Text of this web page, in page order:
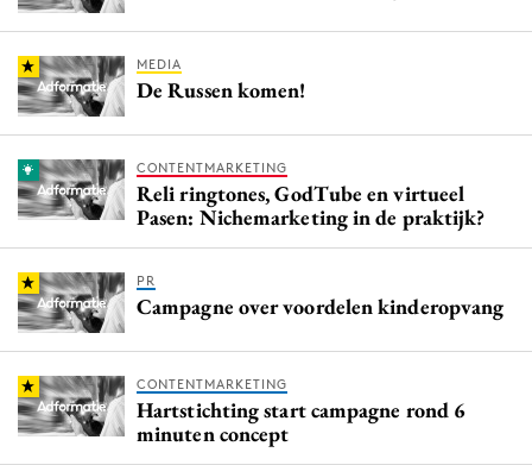
MEDIA
De Russen komen!
CONTENTMARKETING
Reli ringtones, GodTube en virtueel
Pasen: Nichemarketing in de praktijk?
PR
Campagne over voordelen kinderopvang
CONTENTMARKETING
Hartstichting start campagne rond 6
minuten concept